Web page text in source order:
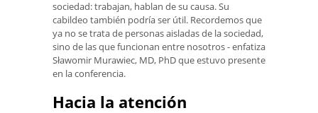
sociedad: trabajan, hablan de su causa. Su
cabildeo también podría ser útil. Recordemos que
ya no se trata de personas aisladas de la sociedad,
sino de las que funcionan entre nosotros - enfatiza
Sławomir Murawiec, MD, PhD que estuvo presente
en la conferencia.
Hacia la atención